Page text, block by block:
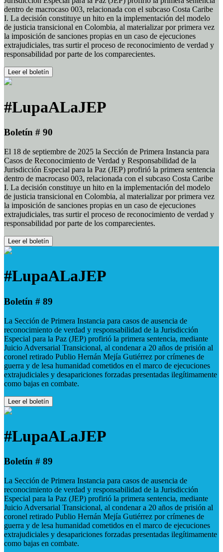
dentro de macrocaso 003, relacionada con el subcaso Costa Caribe
I. La decisión constituye un hito en la implementación del modelo
de justicia transicional en Colombia, al materializar por primera vez
la imposición de sanciones propias en un caso de ejecuciones
extrajudiciales, tras surtir el proceso de reconocimiento de verdad y
responsabilidad por parte de los comparecientes.
Leer el boletín
#LupaALaJEP
Boletín # 90
El 18 de septiembre de 2025 la Sección de Primera Instancia para
Casos de Reconocimiento de Verdad y Responsabilidad de la
Jurisdicción Especial para la Paz (JEP) profirió la primera sentencia
dentro de macrocaso 003, relacionada con el subcaso Costa Caribe
I. La decisión constituye un hito en la implementación del modelo
de justicia transicional en Colombia, al materializar por primera vez
la imposición de sanciones propias en un caso de ejecuciones
extrajudiciales, tras surtir el proceso de reconocimiento de verdad y
responsabilidad por parte de los comparecientes.
Leer el boletín
#LupaALaJEP
Boletín # 89
La Sección de Primera Instancia para casos de ausencia de
reconocimiento de verdad y responsabilidad de la Jurisdicción
Especial para la Paz (JEP) profirió la primera sentencia, mediante
Juicio Adversarial Transicional, al condenar a 20 años de prisión al
coronel retirado Publio Hernán Mejía Gutiérrez por crímenes de
guerra y de lesa humanidad cometidos en el marco de ejecuciones
extrajudiciales y desapariciones forzadas presentadas ilegítimamente
como bajas en combate.
Leer el boletín
#LupaALaJEP
Boletín # 89
La Sección de Primera Instancia para casos de ausencia de
reconocimiento de verdad y responsabilidad de la Jurisdicción
Especial para la Paz (JEP) profirió la primera sentencia, mediante
Juicio Adversarial Transicional, al condenar a 20 años de prisión al
coronel retirado Publio Hernán Mejía Gutiérrez por crímenes de
guerra y de lesa humanidad cometidos en el marco de ejecuciones
extrajudiciales y desapariciones forzadas presentadas ilegítimamente
como bajas en combate.